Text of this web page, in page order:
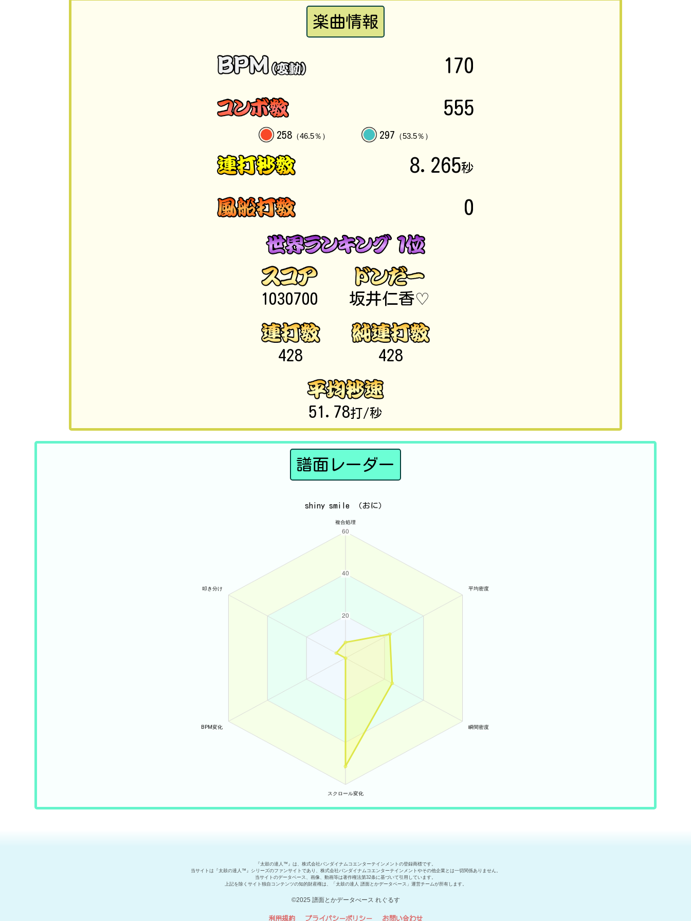
楽曲情報
170
555
258（46.5％） 297 （53.5％）
8.265秒
0
1030700 坂井仁香♡
428 428
51.78打/秒
譜面レーダー
『太鼓の達人™』は、株式会社バンダイナムコエンターテインメントの登録商標です。
当サイトは『太鼓の達人™』シリーズのファンサイトであり、株式会社バンダイナムコエンターテインメントやその他企業とは一切関係ありません。
当サイトのデータベース、画像、動画等は著作権法第32条に基づいて引用しています。
上記を除くサイト独自コンテンツの知的財産権は、「太鼓の達人 譜面とかデータベース」運営チームが所有します。
©2025 譜面とかデータべース れぐるす
利用規約 プライバシーポリシー お問い合わせ